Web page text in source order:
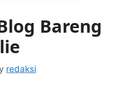
Bareng
redaksi